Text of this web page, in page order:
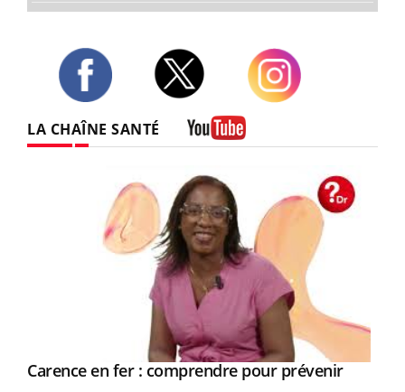
LA CHAÎNE SANTÉ
Youtube
Carence en fer : comprendre pour prévenirYoutube